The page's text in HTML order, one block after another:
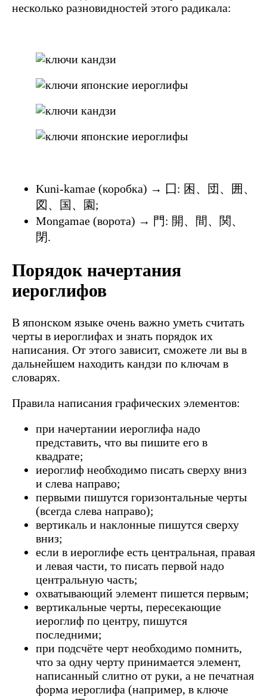
несколько разновидностей этого радикала:
Kuni-kamae (коробка) → 囗: 困、団、囲、
図、国、園;
Mongamae (ворота) → 門: 開、間、関、
閉.
Порядок начертания
иероглифов
В японском языке очень важно уметь считать
черты в иероглифах и знать порядок их
написания. От этого зависит, сможете ли вы в
дальнейшем находить кандзи по ключам в
словарях.
Правила написания графических элементов:
при начертании иероглифа надо
представить, что вы пишите его в
квадрате;
иероглиф необходимо писать сверху вниз
и слева направо;
первыми пишутся горизонтальные черты
(всегда слева направо);
вертикаль и наклонные пишутся сверху
вниз;
если в иероглифе есть центральная, правая
и левая части, то писать первой надо
центральную часть;
охватывающий элемент пишется первым;
вертикальные черты, пересекающие
иероглиф по центру, пишутся
последними;
при подсчёте черт необходимо помнить,
что за одну черту принимается элемент,
написанный слитно от руки, а не печатная
форма иероглифа (например, в ключе